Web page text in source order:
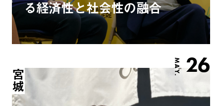
る経済性と社会性の融合
MAY. 26
宮城